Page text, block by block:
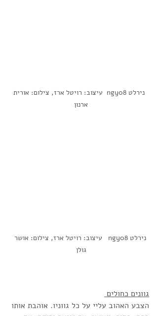
נירלט ngy08  עיצוב: רויטל ארז, צילום: אורית
ארנון
נירלט ngy08   עיצוב: רויטל ארז, צילום: אושר
גולן
גוונים כחולים
הצבע האהוב עליי על כל גווניו. אוהבת אותו